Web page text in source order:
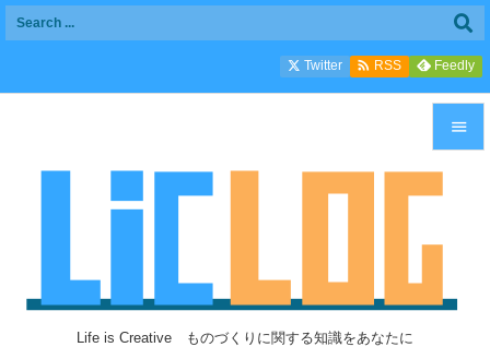
Life is Creative ものづくりに関する知識をあなたに

前へ
Twitter  RSS Feedly